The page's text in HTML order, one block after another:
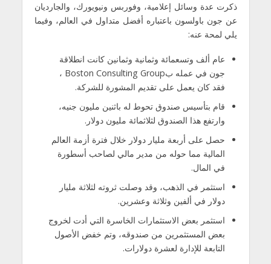
ذكرت عدة وسائل إعلامية، وفوربس ونيويورك، والجارديان
عن جون باولسون باعتباره أفضل متداول في العالم، وفيما
يلي لمحة عنه:
عام ألف وتسعمائة وثمانية وثمانين كانت انطلاقة
جون في عمله بBoston Consulting Group ،
فقد كان يعمل على تقديم المشورة للشركة.
قام بتأسيس صندوق تحوط له باثنين مليون جنيه،
وارتفع هذا الصندوق لثلاثمائة مليون دولار.
حصل على أربعة مليار دولار خلال فترة أزمة العالم
المالية مما حوله من مدير مالي لصاحب أسطورة
في المال.
استثمر في الذهب، وقد وصلت ثروته لثلاثة مليار
دولار في ألفين وثلاثة وعشرين.
استثمر بعض الاستثمارات الخاسرة التي أدت لخروج
بعض المستثمرين من صندوقه، وتم خفض الأصول
التابعة للإدارة لعشرة دولارات.